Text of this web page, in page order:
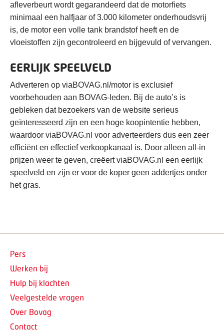
afleverbeurt wordt gegarandeerd dat de motorfiets
minimaal een halfjaar of 3.000 kilometer onderhoudsvrij
is, de motor een volle tank brandstof heeft en de
vloeistoffen zijn gecontroleerd en bijgevuld of vervangen.
EERLIJK SPEELVELD
Adverteren op viaBOVAG.nl/motor is exclusief
voorbehouden aan BOVAG-leden. Bij de auto’s is
gebleken dat bezoekers van de website serieus
geïnteresseerd zijn en een hoge koopintentie hebben,
waardoor viaBOVAG.nl voor adverteerders dus een zeer
efficiënt en effectief verkoopkanaal is. Door alleen all-in
prijzen weer te geven, creëert viaBOVAG.nl een eerlijk
speelveld en zijn er voor de koper geen addertjes onder
het gras.
Pers
Werken bij
Hulp bij klachten
Veelgestelde vragen
Over Bovag
Contact